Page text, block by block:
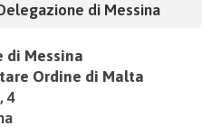
di Messina
di Messina
Ordine di Malta
4